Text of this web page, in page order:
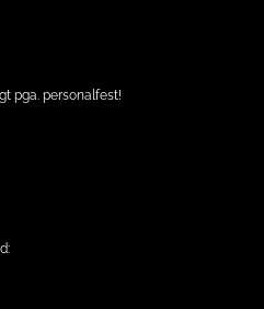
pga. personalfest!